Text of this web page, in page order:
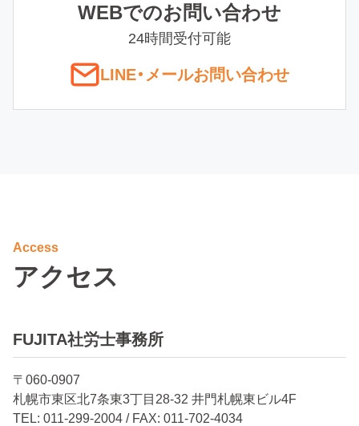
WEBでのお問い合わせ
24時間受付可能
LINE・ メールお問い合わせ
Access
アクセス
FUJITA社労士事務所
〒060-0907
札幌市東区北7条東3丁目28-32 井門札幌東ビル4F
TEL: 011-299-2004 / FAX: 011-702-4034